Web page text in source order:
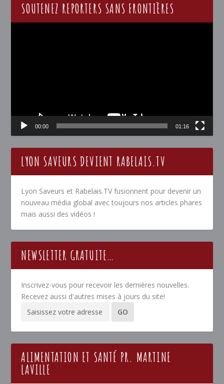
SOUTENEZ REPORTERS SANS FRONTIÈRES
00:00 01:16
LYON SAVEURS DEVIENT RABELAIS.TV
Lyon Saveurs et Rabelais.TV fusionnent pour devenir un
nouveau média global avec toujours nos articles phares
mais aussi des vidéos !
NEWSLETTER GRATUITE…
Inscrivez-vous pour recevoir les dernières nouvelles.
Recevez aussi d'autres mises à jours du site!
ALIMENTATION ET SANTÉ PR. MARTINE
LAVILLE